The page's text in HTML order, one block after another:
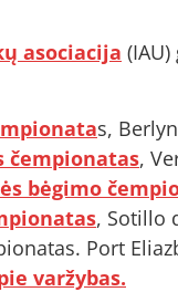
asociacija
s,
čempionatas,
bėgimo
, Sotillo
Port
varžybas.